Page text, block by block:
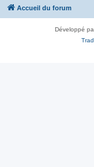
Accueil du forum
Développé